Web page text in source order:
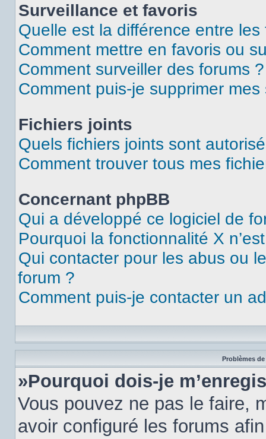
Surveillance et favoris
Quelle est la différence entre
Comment mettre en favoris ou
Comment surveiller des forums ?
Comment puis-je supprimer
Fichiers joints
Quels fichiers joints sont
Comment trouver tous mes
Concernant phpBB
Qui a développé ce logiciel de
Pourquoi la fonctionnalité X
Qui contacter pour les abus ou
forum ?
Comment puis-je contacter un
Problèmes
»Pourquoi dois-je
Vous pouvez ne pas le faire,
avoir configuré les forums